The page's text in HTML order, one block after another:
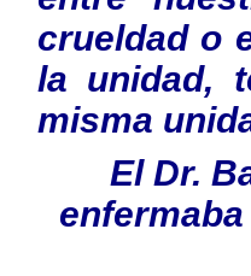
crueldad o
la unidad,
misma
El Dr.